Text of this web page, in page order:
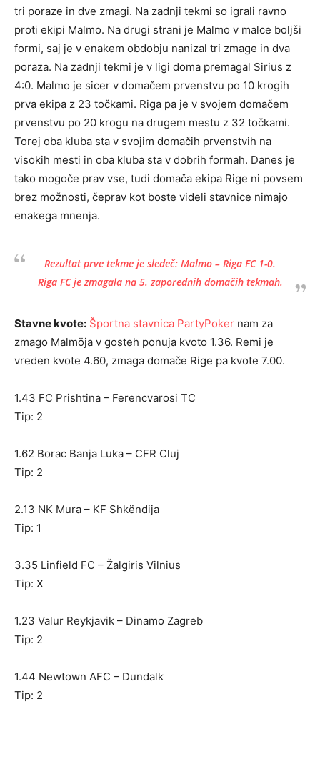
tri poraze in dve zmagi. Na zadnji tekmi so igrali ravno
proti ekipi Malmo. Na drugi strani je Malmo v malce boljši
formi, saj je v enakem obdobju nanizal tri zmage in dva
poraza. Na zadnji tekmi je v ligi doma premagal Sirius z
4:0. Malmo je sicer v domačem prvenstvu po 10 krogih
prva ekipa z 23 točkami. Riga pa je v svojem domačem
prvenstvu po 20 krogu na drugem mestu z 32 točkami.
Torej oba kluba sta v svojim domačih prvenstvih na
visokih mesti in oba kluba sta v dobrih formah. Danes je
tako mogoče prav vse, tudi domača ekipa Rige ni povsem
brez možnosti, čeprav kot boste videli stavnice nimajo
enakega mnenja.
Rezultat prve tekme je sledeč: Malmo – Riga FC 1-0.
Riga FC je zmagala na 5. zaporednih domačih tekmah.
Stavne kvote: Športna stavnica PartyPoker nam za
zmago Malmöja v gosteh ponuja kvoto 1.36. Remi je
vreden kvote 4.60, zmaga domače Rige pa kvote 7.00.
1.43 FC Prishtina – Ferencvarosi TC
Tip: 2
1.62 Borac Banja Luka – CFR Cluj
Tip: 2
2.13 NK Mura – KF Shkëndija
Tip: 1
3.35 Linfield FC – Žalgiris Vilnius
Tip: X
1.23 Valur Reykjavik – Dinamo Zagreb
Tip: 2
1.44 Newtown AFC – Dundalk
Tip: 2